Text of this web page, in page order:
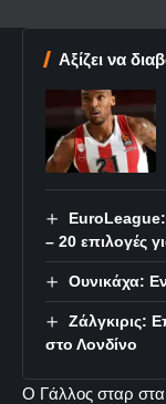
Αξίζει να
– 20 επιλογές
Ουνικάχα:
Ζάλγκιρις:
στο Λονδίνο
Ο Γάλλος σταρ στα